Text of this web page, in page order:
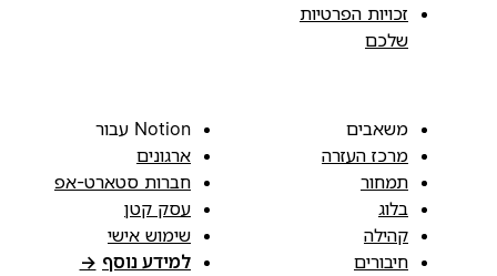
זכויות הפרטיות
שלכם
משאבים
מרכז העזרה
תמחור
בלוג
קהילה
חיבורים
Notion עבור
ארגונים
חברות סטארט-אפ
עסק קטן
שימוש אישי
למידע נוסף →